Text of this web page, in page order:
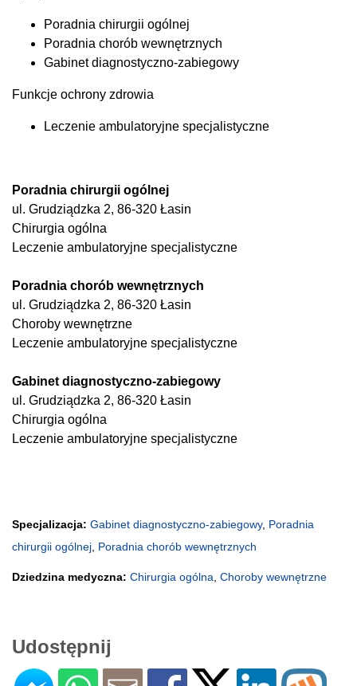
Poradnia chirurgii ogólnej
Poradnia chorób wewnętrznych
Gabinet diagnostyczno-zabiegowy
Funkcje ochrony zdrowia
Leczenie ambulatoryjne specjalistyczne
Poradnia chirurgii ogólnej
ul. Grudziądzka 2, 86-320 Łasin
Chirurgia ogólna
Leczenie ambulatoryjne specjalistyczne
Poradnia chorób wewnętrznych
ul. Grudziądzka 2, 86-320 Łasin
Choroby wewnętrzne
Leczenie ambulatoryjne specjalistyczne
Gabinet diagnostyczno-zabiegowy
ul. Grudziądzka 2, 86-320 Łasin
Chirurgia ogólna
Leczenie ambulatoryjne specjalistyczne
Specjalizacja: Gabinet diagnostyczno-zabiegowy, Poradnia
chirurgii ogólnej Poradnia chorób wewnętrznych
Dziedzina medyczna: Chirurgia ogólna Choroby wewnętrzne
Udostępnij